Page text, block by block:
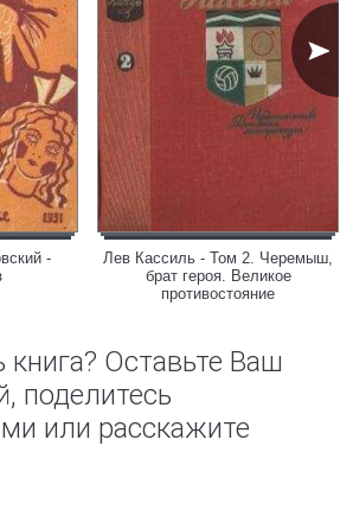
-
Лев Кассиль - Том 2. Черемыш,
брат героя. Великое
противостояние
книга? Оставьте Ваш
поделитесь
или расскажите